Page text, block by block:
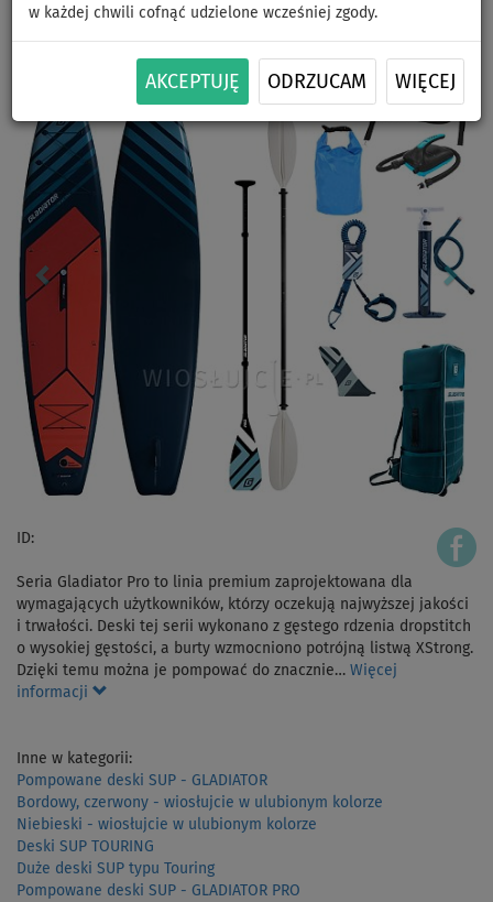
w każdej chwili cofnąć udzielone wcześniej zgody.
AKCEPTUJĘ ODRZUCAM WIĘCEJ
ID:
Seria Gladiator Pro to linia premium zaprojektowana dla
wymagających użytkowników, którzy oczekują najwyższej jakości
i trwałości. Deski tej serii wykonano z gęstego rdzenia dropstitch
o wysokiej gęstości, a burty wzmocniono potrójną listwą XStrong.
Dzięki temu można je pompować do znacznie… Więcej
informacji
Inne w kategorii:
Pompowane deski SUP - GLADIATOR
Bordowy, czerwony - wiosłujcie w ulubionym kolorze
Niebieski - wiosłujcie w ulubionym kolorze
Deski SUP TOURING
Duże deski SUP typu Touring
Pompowane deski SUP - GLADIATOR PRO